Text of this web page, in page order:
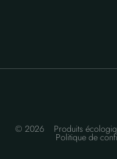
© 2026 Produits
Politique de